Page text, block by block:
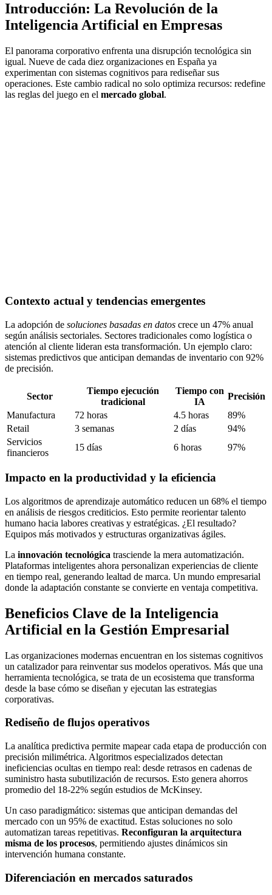
Introducción: La Revolución de la
Inteligencia Artificial en Empresas
El panorama corporativo enfrenta una disrupción tecnológica sin
igual. Nueve de cada diez organizaciones en España ya
experimentan con sistemas cognitivos para rediseñar sus
operaciones. Este cambio radical no solo optimiza recursos: redefine
las reglas del juego en el mercado global.
Contexto actual y tendencias emergentes
La adopción de soluciones basadas en datos crece un 47% anual
según análisis sectoriales. Sectores tradicionales como logística o
atención al cliente lideran esta transformación. Un ejemplo claro:
sistemas predictivos que anticipan demandas de inventario con 92%
de precisión.
Sector
Tiempo ejecución
tradicional
Tiempo con
IA
Precisión
Manufactura
72 horas 4.5 horas
89%
Retail
3 semanas 2 días
94%
Servicios
financieros
15 días 6 horas 97%
Impacto en la productividad y la eficiencia
Los algoritmos de aprendizaje automático reducen un 68% el tiempo
en análisis de riesgos crediticios. Esto permite reorientar talento
humano hacia labores creativas y estratégicas. ¿El resultado?
Equipos más motivados y estructuras organizativas ágiles.
La innovación tecnológica trasciende la mera automatización.
Plataformas inteligentes ahora personalizan experiencias de cliente
en tiempo real, generando lealtad de marca. Un mundo empresarial
donde la adaptación constante se convierte en ventaja competitiva.
Beneficios Clave de la Inteligencia
Artificial en la Gestión Empresarial
Las organizaciones modernas encuentran en los sistemas cognitivos
un catalizador para reinventar sus modelos operativos. Más que una
herramienta tecnológica, se trata de un ecosistema que transforma
desde la base cómo se diseñan y ejecutan las estrategias
corporativas.
Rediseño de flujos operativos
La analítica predictiva permite mapear cada etapa de producción con
precisión milimétrica. Algoritmos especializados detectan
ineficiencias ocultas en tiempo real: desde retrasos en cadenas de
suministro hasta subutilización de recursos. Esto genera ahorros
promedio del 18-22% según estudios de McKinsey.
Un caso paradigmático: sistemas que anticipan demandas del
mercado con un 95% de exactitud. Estas soluciones no solo
automatizan tareas repetitivas. Reconfiguran la arquitectura
misma de los procesos, permitiendo ajustes dinámicos sin
intervención humana constante.
Diferenciación en mercados saturados